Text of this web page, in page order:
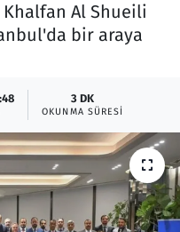
Khalfan Al Shueili
bir araya
3 DK
OKUNMA SÜRESI